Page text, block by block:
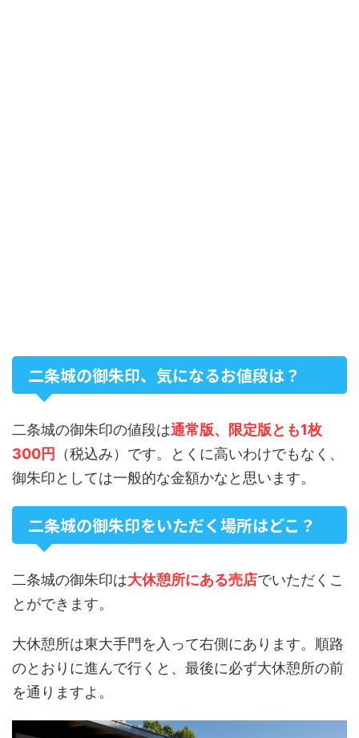
二条城の御朱印、気になるお値段は？
二条城の御朱印の値段は通常版、限定版とも1枚
300円
（税込み）です。とくに高いわけでもなく、
御朱印としては一般的な金額かなと思います。
二条城の御朱印をいただく場所はどこ？
二条城の御朱印は大休憩所にある売店でいただくこ
とができます。
大休憩所は東大手門を入って右側にあります。順路
のとおりに進んで行くと、最後に必ず大休憩所の前
を通りますよ。